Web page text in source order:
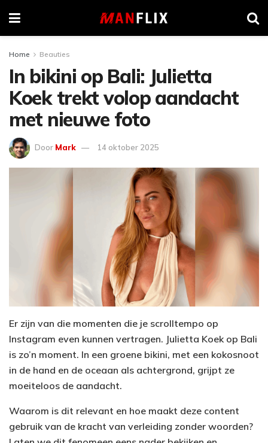
Home Beauties
In bikini op Bali: Julietta
Koek trekt volop aandacht
met nieuwe foto
Door Mark 14 oktober 2025
Er zijn van die momenten die je scrolltempo op
Instagram even kunnen vertragen. Julietta Koek op Bali
is zo’n moment. In een groene bikini, met een kokosnoot
in de hand en de oceaan als achtergrond, grijpt ze
moeiteloos de aandacht.
Waarom is dit relevant en hoe maakt deze content
gebruik van de kracht van verleiding zonder woorden?